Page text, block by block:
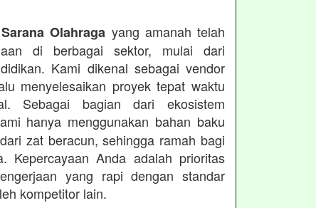
Olahraga yang amanah telah
di berbagai sektor, mulai dari
Kami dikenal sebagai vendor
menyelesaikan proyek tepat waktu
Sebagai bagian dari ekosistem
hanya menggunakan bahan baku
zat beracun, sehingga ramah bagi
Kepercayaan Anda adalah prioritas
yang rapi dengan standar
kompetitor lain.